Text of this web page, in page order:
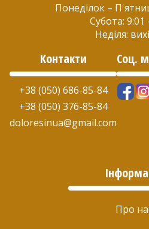
Понеділок –
Субота: 9:01
Неділя:
Контакти
+38 (050) 686-85-84
+38 (050) 376-85-84
doloresinua@gmail.com
Соц.
Про